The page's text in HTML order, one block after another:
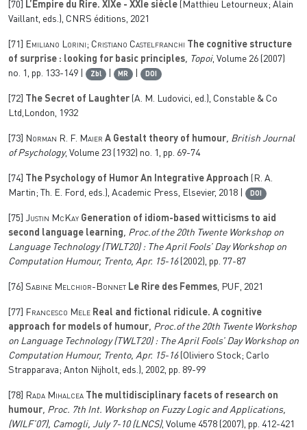
[70] L’Empire du Rire. XIXe - XXIe siècle (Matthieu Letourneux; Alain
Vaillant, eds.), CNRS éditions, 2021
[71] Emiliano Lorini; Cristiano Castelfranchi The cognitive structure
of surprise : looking for basic principles, Topoi, Volume 26 (2007)
no. 1, pp. 133-149 |
Zbl | MR | DOI
[72] The Secret of Laughter (A. M. Ludovici, ed.), Constable & Co
Ltd,London, 1932
[73] Norman R. F. Maier A Gestalt theory of humour, British Journal
of Psychology, Volume 23 (1932) no. 1, pp. 69-74
[74] The Psychology of Humor An Integrative Approach (R. A.
Martin; Th. E. Ford, eds.), Academic Press, Elsevier, 2018 |
DOI
[75] Justin McKay Generation of idiom-based witticisms to aid
second language learning, Proc.of the 20th Twente Workshop on
Language Technology (TWLT20) : The April Fools’ Day Workshop on
Computation Humour, Trento, Apr. 15-16(2002), pp. 77-87
[76] Sabine Melchior-Bonnet Le Rire des Femmes, PUF, 2021
[77] Francesco Mele Real and fictional ridicule. A cognitive
approach for models of humour, Proc.of the 20th Twente Workshop
on Language Technology (TWLT20) : The April Fools’ Day Workshop on
Computation Humour, Trento, Apr. 15-16(Oliviero Stock; Carlo
Strapparava; Anton Nijholt, eds.), 2002, pp. 89-99
[78] Rada Mihalcea The multidisciplinary facets of research on
humour, Proc. 7th Int. Workshop on Fuzzy Logic and Applications,
(WILF’07), Camogli, July 7-10(LNCS), Volume 4578 (2007), pp. 412-421